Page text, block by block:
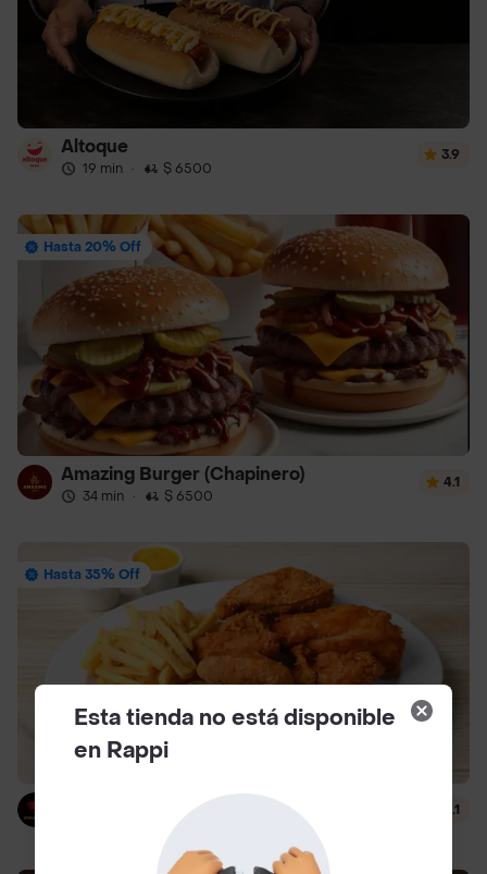
Altoque
19 min · $ 6500
3.9
Hasta 20% Off
Amazing Burger (Chapinero)
34 min · $ 6500
4.1
Hasta 35% Off
el Gallinero Food
$ 14.000
2.1
Esta tienda no está disponible
en Rappi